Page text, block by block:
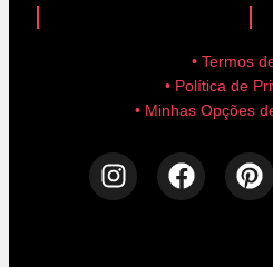
• Termos
• Política de
• Minhas Opções